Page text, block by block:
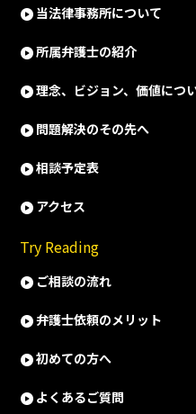
当法律事務所について
所属弁護士の紹介
理念、ビジョン、価値につ
問題解決のその先へ
相談予定表
アクセス
Try Reading
ご相談の流れ
弁護士依頼のメリット
初めての方へ
よくあるご質問